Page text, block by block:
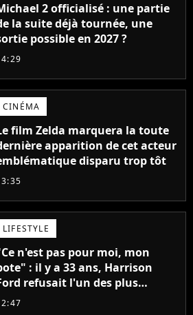
2 officialisé : une partie
la suite déjà tournée, une
possible en 2027 ?
CINÉMA
film Zelda marquera la toute
apparition de cet acteur
disparu trop tôt
LIFESTYLE
n'est pas pour moi, mon
: il y a 33 ans, Harrison
refusait l'un des plus
succès de tous les temps